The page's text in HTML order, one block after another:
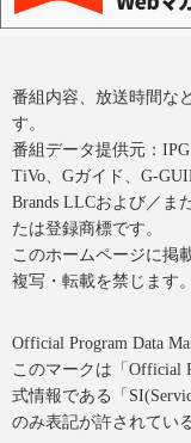
番組内容、放送時間な
す。
番組データ提供元：
TiVo、Gガイド、G-
Brands LLCおよび／ま
たは登録商標です。
このホームページに掲
複写・転載を禁じます。
Official Program Data
このマークは「Official
式情報である「
のみ表記が許されてい